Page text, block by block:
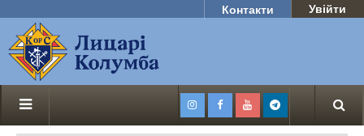
Контакти Увійти